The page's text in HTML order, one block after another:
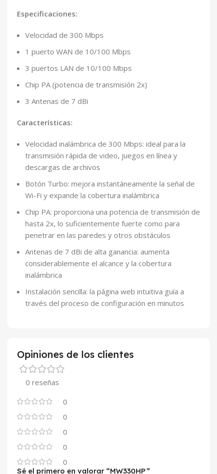
Especificaciones:
Velocidad de 300 Mbps
1 puerto WAN de 10/100 Mbps
3 puertos LAN de 10/100 Mbps
Chip PA (potencia de transmisión 2x)
3 Antenas de 7 dBi
Características:
Velocidad inalámbrica de 300 Mbps: ideal para la
transmisión rápida de video, juegos en línea y
descargas de archivos
Botón Turbo: mejora instantáneamente la señal de
Wi-Fi y expande la cobertura inalámbrica
Chip PA: proporciona una potencia de transmisión de
hasta 2x, lo suficientemente fuerte como para
penetrar en las paredes y otros obstáculos
Antenas de 7 dBi de alta ganancia: aumenta
considerablemente el alcance y la cobertura
inalámbrica
Instalación sencilla: la página web intuitiva guía a
través del proceso de configuración en minutos
Opiniones de los clientes
0 reseñas
0
0
0
0
0
Sé el primero en valorar “MW330HP”